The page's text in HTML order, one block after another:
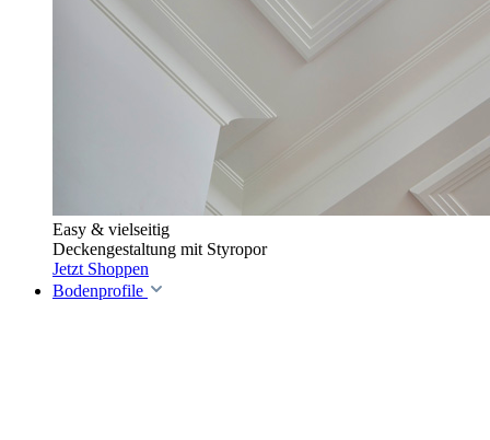
Easy & vielseitig
Deckengestaltung mit Styropor
Jetzt Shoppen
Bodenprofile